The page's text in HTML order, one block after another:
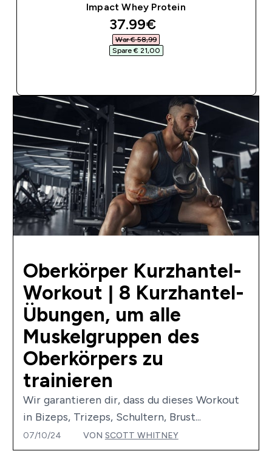
Impact Whey Protein
discounted price
37.99€‎
War € 58,99‎
Spare € 21,00‎
Oberkörper Kurzhantel-
Workout | 8 Kurzhantel-
Übungen, um alle
Muskelgruppen des
Oberkörpers zu
trainieren
Wir garantieren dir, dass du dieses Workout
in Bizeps, Trizeps, Schultern, Brust...
07/10/24 VON SCOTT WHITNEY